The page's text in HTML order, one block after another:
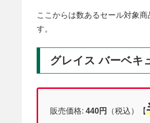
ここからは数あるセール対象
す。
グレイス バーベキ
販売価格: 440円 （税込）【